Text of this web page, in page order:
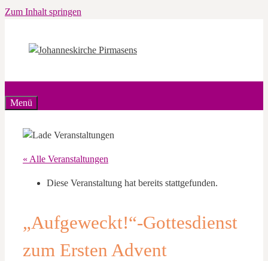
Zum Inhalt springen
Menü
« Alle Veranstaltungen
Diese Veranstaltung hat bereits stattgefunden.
„Aufgeweckt!“-Gottesdienst
zum Ersten Advent